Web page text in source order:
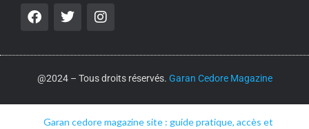
@2024 – Tous droits réservés. Garan Cedore Magazine
Garan cedore magazine site : guide pratique, accès et